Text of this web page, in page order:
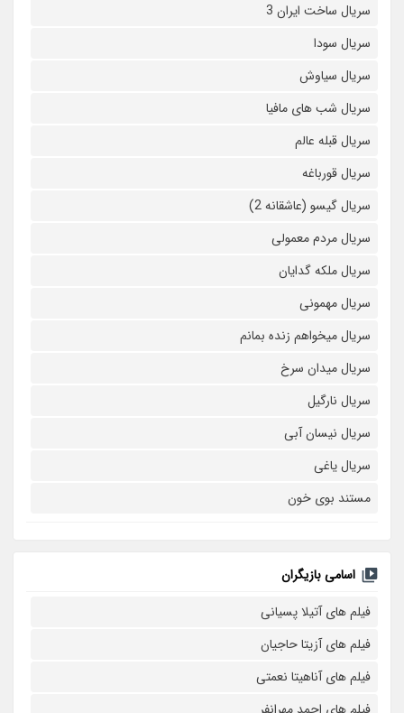
سریال ساخت ایران 3
سریال سودا
سریال سیاوش
سریال شب های مافیا
سریال قبله عالم
سریال قورباغه
سریال گیسو (عاشقانه 2)
سریال مردم معمولی
سریال ملکه گدایان
سریال مهمونی
سریال میخواهم زنده بمانم
سریال میدان سرخ
سریال نارگیل
سریال نیسان آبی
سریال یاغی
مستند بوی خون
اسامی بازیگران
فیلم های آتیلا پسیانی
فیلم های آزیتا حاجیان
فیلم های آناهیتا نعمتی